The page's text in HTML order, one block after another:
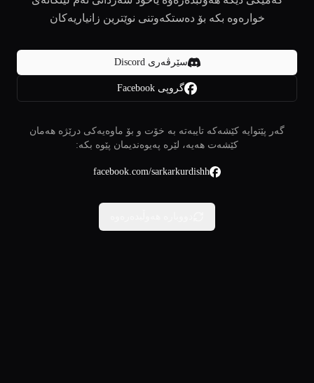
خوارەوە بکە بۆ دەستکەوتنی نوێترین زانیاریەکان
سێرڤەری Discord
گروپی Facebook
گەر پێتوایە کێشەکە تایبەتە بە خۆت و بۆ ماوەیەکی درێژە هەمان
کێشەت هەیە، لێرە پەیوەندیمان پێوە بکە:
facebook.com/sarkarkurdishh